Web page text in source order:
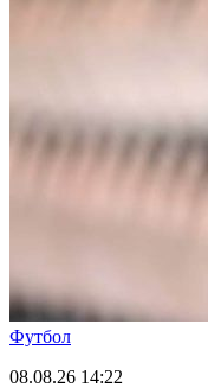
Футбол
08.08.26 14:22